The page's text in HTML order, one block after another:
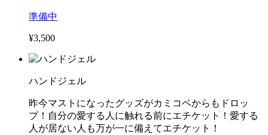
準備中
¥3,500
ハンドジェル
昨今マストになったグッズがカミコベからもドロッ
プ！自分の愛する人に触れる前にエチケット！愛する
人が居ない人も万が一に備えてエチケット！